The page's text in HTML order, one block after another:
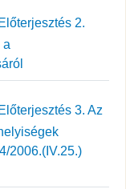
2.
a
3. Az
2006.(IV.25.)